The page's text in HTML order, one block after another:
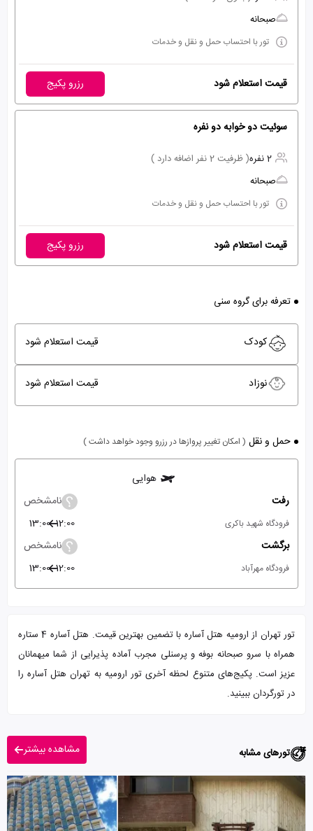
صبحانه
تور با احتساب حمل و نقل و خدمات
قیمت استعلام شود رزرو پکیج
سوئیت دو خوابه دو نفره
2 نفره
( ظرفیت 2 نفر اضافه دارد )
صبحانه
تور با احتساب حمل و نقل و خدمات
قیمت استعلام شود رزرو پکیج
تعرفه برای گروه سنی
کودک قیمت استعلام شود
نوزاد قیمت استعلام شود
حمل و نقل ( امکان تغییر پروازها در رزرو وجود خواهد داشت )
هوایی
رفت
نامشخص
فرودگاه شهید باکری 12:00
13:00
برگشت
نامشخص
فرودگاه مهرآباد 12:00
13:00
تور تهران از ارومیه هتل آساره با تضمین بهترین قیمت. هتل آساره 4 ستاره
همراه با سرو صبحانه بوفه و پرسنلی مجرب آماده پذیرایی از شما میهمانان
عزیز است. پکیج‌های متنوع لحظه آخری تور ارومیه به تهران هتل آساره را
در تورگردان ببینید.
تورهای مشابه مشاهده بیشتر